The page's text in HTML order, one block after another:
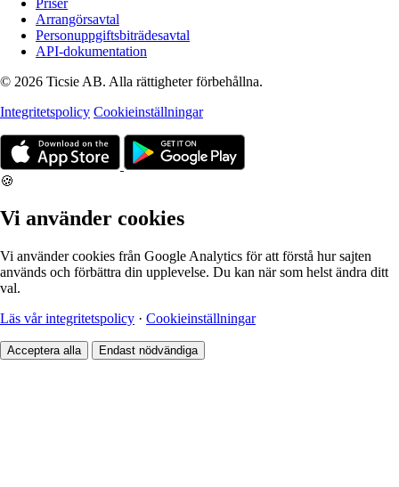
Arrangörsavtal
Personuppgiftsbiträdesavtal
API-dokumentation
© 2026 Ticsie AB. Alla rättigheter förbehållna.
Integritetspolicy Cookieinställningar
🍪
Vi använder cookies
Vi använder cookies från Google Analytics för att förstå hur sajten
används och förbättra din upplevelse. Du kan när som helst ändra ditt
val.
Läs vår integritetspolicy · Cookieinställningar
Acceptera alla Endast nödvändiga